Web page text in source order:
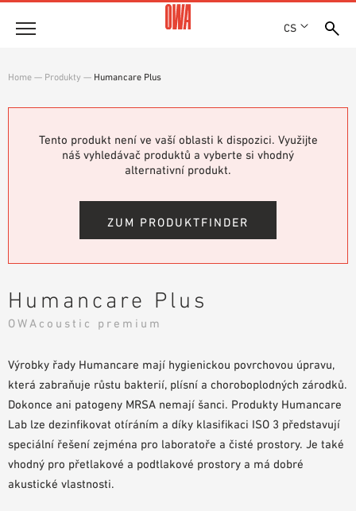
CS
SHOWROOM 7TH FLOOR
Produkty
PŘEHLED PRODUKTŮ
ŘÍZENÉ VYHLEDÁVÁNÍ
OBLASTI POUŽITÍ
TEXTY PRO VÝBĚROVÁ ŘÍZENÍ
SOUBORY KE STAŽENÍ
POMŮCKY PRO PLÁNOVÁNÍ
VIDEA
OBJEDNÁVKA VZORKŮ
Home — Produkty — Humancare Plus
Tento produkt není ve vaší oblasti k dispozici. Využijte
náš vyhledávač produktů a vyberte si vhodný
alternativní produkt.
ZUM PRODUKTFINDER
Humancare Plus
OWAcoustic premium
Výrobky řady Humancare mají hygienickou povrchovou úpravu,
která zabraňuje růstu bakterií, plísní a choroboplodných zárodků.
Dokonce ani patogeny MRSA nemají šanci. Produkty Humancare
Lab lze dezinfikovat otíráním a díky klasifikaci ISO 3 představují
speciální řešení zejména pro laboratoře a čisté prostory. Je také
vhodný pro přetlakové a podtlakové prostory a má dobré
akustické vlastnosti.